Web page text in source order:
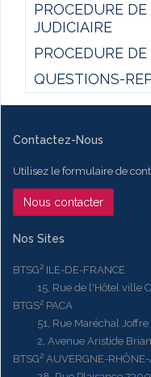
PROCEDURE
JUDICIAIRE
PROCEDURE
QUESTIONS-
Contactez-Nous
Utilisez le formulaire de
Nous contacter
Nos Sites
BTSG² ILE-DE-FRANCE
15, Rue de l'Hôtel ville
BTGS² PACA
51, Rue Maréchal Joffre
2, Avenue Aristide Briand
BTSG² AUVERGNE-